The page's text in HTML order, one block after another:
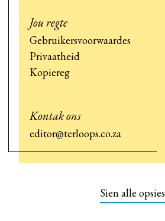
Jou regte
Gebruikersvoorwaardes
Privaatheid
Kopiereg
Kontak ons
editor@terloops.co.za
Sien alle opsies